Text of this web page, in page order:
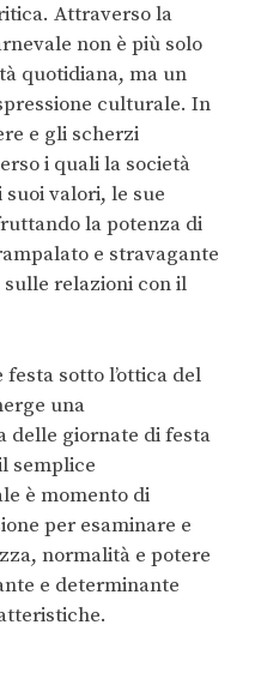
Attraverso la
non è più solo
quotidiana, ma un
culturale. In
e gli scherzi
i quali la società
valori, le sue
la potenza di
e stravagante
relazioni con il
sotto l’ottica del
una
delle giornate di festa
semplice
è momento di
per esaminare e
normalità e potere
e determinante